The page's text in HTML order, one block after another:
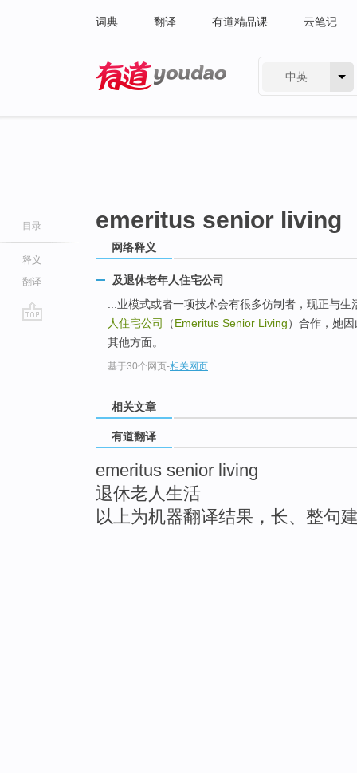
词典 翻译 有道精品课 云笔记
中英
目录
释义
翻译
emeritus senior living
网络释义
及退休老年人住宅公司
...业模式或者一项技术会有很多仿制者，现正与
人住宅公司
（Emeritus Senior Living）合作，她
其他方面。
基于30个网页-相关网页
相关文章
有道翻译
emeritus senior living
退休老人生活
以上为机器翻译结果，长、整句